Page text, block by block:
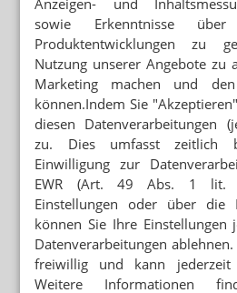
sowie Erkenntnisse
Produktentwicklungen zu
Nutzung unserer Angebote zu
Marketing machen und
können.Indem Sie
diesen Datenverarbeitungen
zu. Dies umfasst zeitlich
Einwilligung zur
EWR (Art. 49 Abs. 1 lit.
Einstellungen oder über die
können Sie Ihre Einstellungen
Datenverarbeitungen
freiwillig und kann jederzeit
Weitere Informationen